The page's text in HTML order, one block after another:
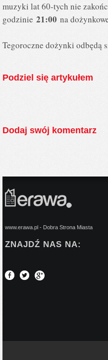
muzyki lat 60-tych nie
godzinie 21:00 na
Tegoroczne dożynki odbędą
Podziel się artykułem
Dodaj swój komentarz
www.erawa.pl - Dobra Strona Miasta
ZNAJDŹ NAS NA: